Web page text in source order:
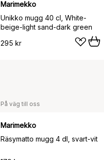
Marimekko
Unikko mugg 40 cl, White-
beige-light sand-dark green
295 kr
På väg till oss
Marimekko
Räsymatto mugg 4 dl, svart-vit